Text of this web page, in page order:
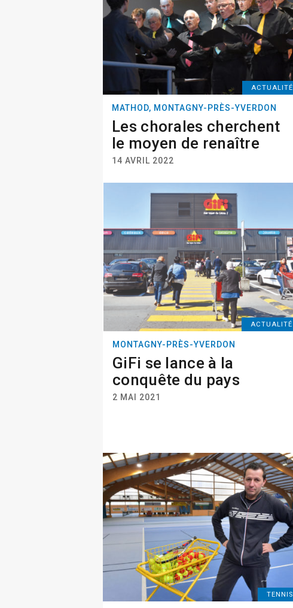
ACTUALITÉ
MATHOD, MONTAGNY-PRÈS-YVERDON
Les chorales cherchent
le moyen de renaître
14 AVRIL 2022
ACTUALITÉ
MONTAGNY-PRÈS-YVERDON
GiFi se lance à la
conquête du pays
2 MAI 2021
TENNIS